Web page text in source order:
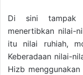
Di sini tampak
menertibkan nilai-
itu nilai ruhiah,
Keberadaan nilai-
Hizb